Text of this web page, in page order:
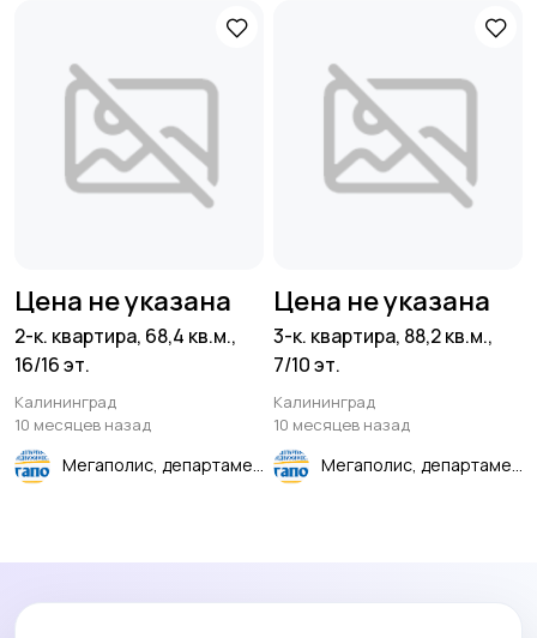
Цена не указана
2-к. квартира, 68,4 кв.м.,
16/16 эт.
Калининград
10 месяцев назад
Мегаполис, департамент недвижимости
Цена не указана
3-к. квартира, 88,2 кв.м.,
7/10 эт.
Калининград
10 месяцев назад
Мегаполис, департамент недвижимости